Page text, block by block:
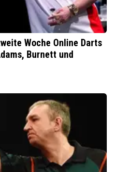
Woche Online Darts
Burnett und